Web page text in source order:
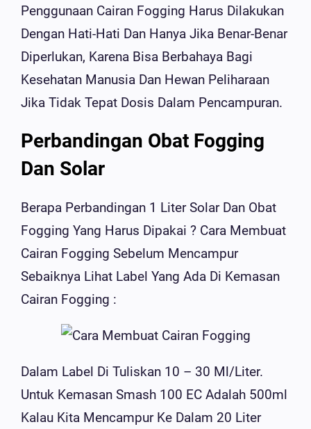
Penggunaan Cairan Fogging Harus Dilakukan
Dengan Hati-Hati Dan Hanya Jika Benar-Benar
Diperlukan, Karena Bisa Berbahaya Bagi
Kesehatan Manusia Dan Hewan Peliharaan
Jika Tidak Tepat Dosis Dalam Pencampuran.
Perbandingan Obat Fogging
Dan Solar
Berapa Perbandingan 1 Liter Solar Dan Obat
Fogging Yang Harus Dipakai ? Cara Membuat
Cairan Fogging Sebelum Mencampur
Sebaiknya Lihat Label Yang Ada Di Kemasan
Cairan Fogging :
Dalam Label Di Tuliskan 10 – 30 Ml/liter.
Untuk Kemasan Smash 100 EC Adalah 500ml
Kalau Kita Mencampur Ke Dalam 20 Liter